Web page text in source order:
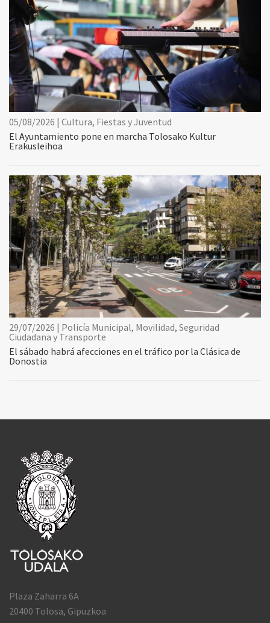
05/08/2026 | Cultura, Fiestas y Juventud
El Ayuntamiento pone en marcha Tolosako Kultur
Erakusleihoa
29/07/2026 | Policía Municipal, Movilidad, Seguridad
Ciudadana y Transporte
El sábado habrá afecciones en el tráfico por la Clásica de
Donostia
Plaza Zaharra 6A
20400 Tolosa, Gipuzkoa